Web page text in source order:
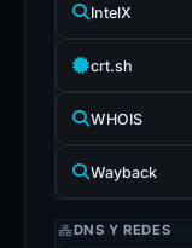
IntelX
crt.sh
WHOIS
Wayback
DNS Y REDES